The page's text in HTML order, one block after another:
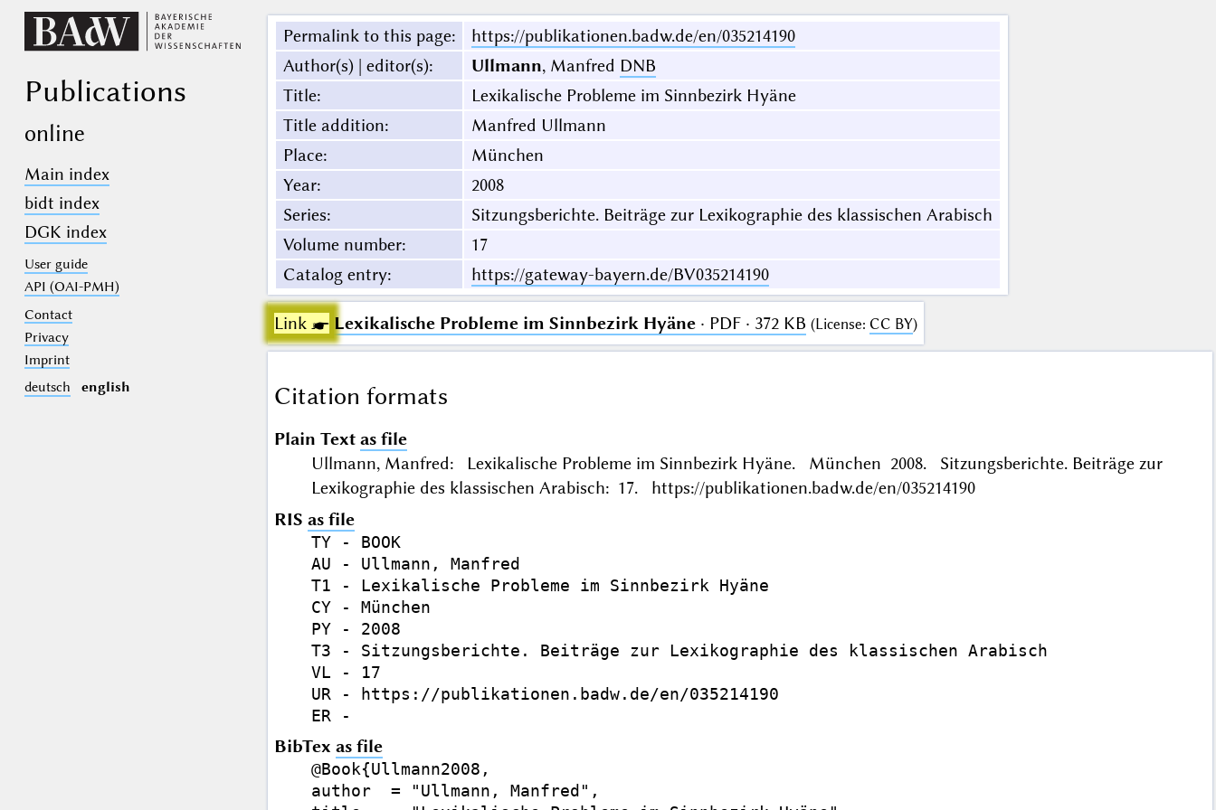
Publications
online
Main index
bidt index
DGK index
User guide
API (OAI-PMH)
Contact
Privacy
Imprint
deutsch
english
Permalink to this page:
https://publikationen.badw.de/en/035214190
Author(s) | editor(s): Ullmann, Manfred DNB
Title:
Lexikalische Probleme im Sinnbezirk Hyäne
Title addition:
Manfred Ullmann
Place:
München
Year:
2008
Series:
Sitzungsberichte. Beiträge zur Lexikographie des klassischen Arabisch
Volume number:
17
Catalog entry: https://gateway-bayern.de/BV035214190
Link ☛ Lexikalische Probleme im Sinnbezirk Hyäne· PDF · 372 KB (License: CC BY)
Citation formats
Plain Text as file
Ullmann, Manfred: Lexikalische Probleme im Sinnbezirk Hyäne. München 2008. Sitzungsberichte. Beiträge zur
Lexikographie des klassischen Arabisch: 17. https://publikationen.badw.de/en/035214190
RIS as file
TY - BOOK
AU - Ullmann, Manfred
T1 - Lexikalische Probleme im Sinnbezirk Hyäne
CY - München
PY - 2008
T3 - Sitzungsberichte. Beiträge zur Lexikographie des klassischen Arabisch
VL - 17
UR - https://publikationen.badw.de/en/035214190
BibTex as file
@Book{Ullmann2008,
author  = "Ullmann, Manfred",